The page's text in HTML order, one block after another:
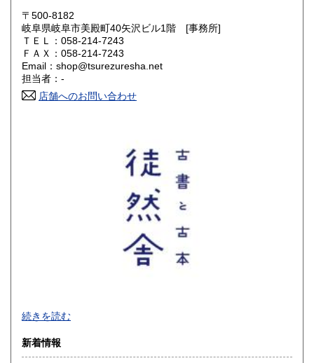
岡山県
山口県 300円
香川県
高知県 300円
300円 大分県
300円 鹿児島県
300円
〒500-8182
岐阜県岐阜市美殿町40矢沢ビル1階 [事務所]
ＴＥＬ：058-214-7243
ＦＡＸ：058-214-7243
Email：shop@tsurezuresha.net
担当者：-
店舗へのお問い合わせ
【 厚紙封筒＋OPP袋で丁寧梱包 / 公費歓迎 】
します
続きを読む
新着情報